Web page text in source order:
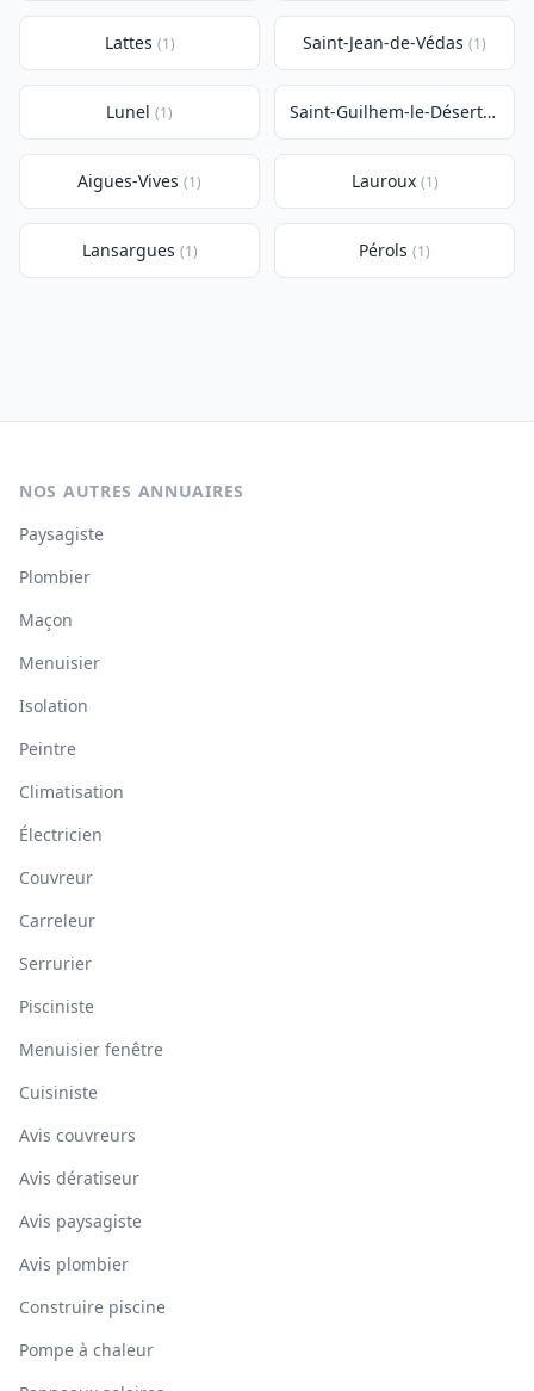
Lattes (1) Saint-Jean-de-Védas (1)
Lunel (1) Saint-Guilhem-le-Désert
(1)
Aigues-Vives (1) Lauroux (1)
Lansargues (1) Pérols (1)
NOS AUTRES ANNUAIRES
Paysagiste
Plombier
Maçon
Menuisier
Isolation
Peintre
Climatisation
Électricien
Couvreur
Carreleur
Serrurier
Pisciniste
Menuisier fenêtre
Cuisiniste
Avis couvreurs
Avis dératiseur
Avis paysagiste
Avis plombier
Construire piscine
Pompe à chaleur